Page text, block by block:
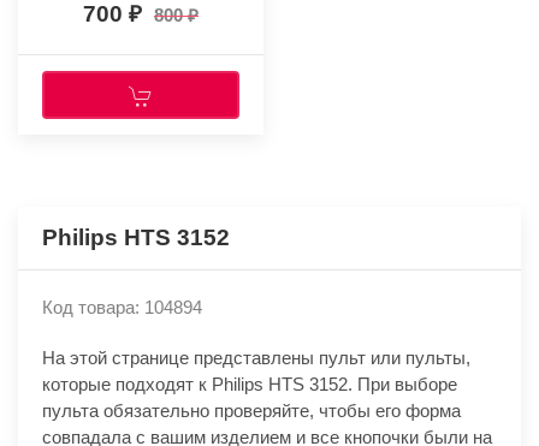
700 800
Philips HTS 3152
Код товара: 104894
На этой странице представлены пульт или пульты,
которые подходят к Philips HTS 3152. При выборе
пульта обязательно проверяйте, чтобы его форма
совпадала с вашим изделием и все кнопочки были на